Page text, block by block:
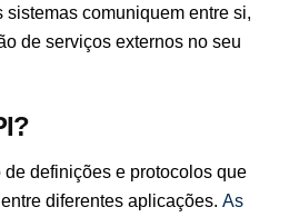
sistemas comuniquem entre si,
de serviços externos no seu
de definições e protocolos que
diferentes aplicações. As